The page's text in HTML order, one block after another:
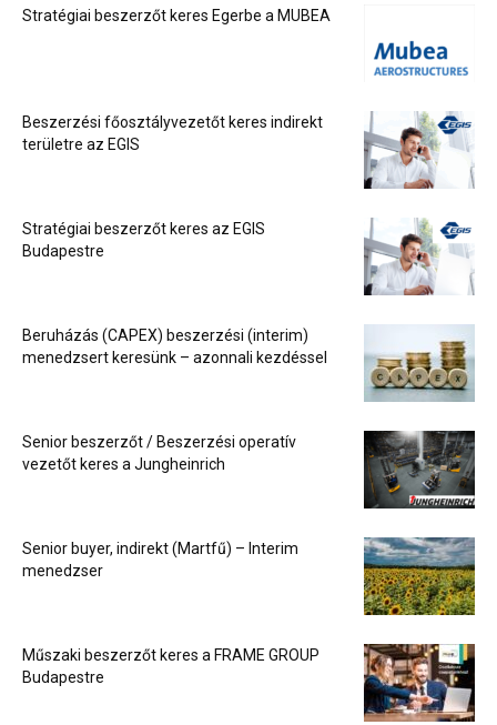
Stratégiai beszerzőt keres Egerbe a MUBEA
Beszerzési főosztályvezetőt keres indirekt
területre az EGIS
Stratégiai beszerzőt keres az EGIS
Budapestre
Beruházás (CAPEX) beszerzési (interim)
menedzsert keresünk – azonnali kezdéssel
Senior beszerzőt / Beszerzési operatív
vezetőt keres a Jungheinrich
Senior buyer, indirekt (Martfű) – Interim
menedzser
Műszaki beszerzőt keres a FRAME GROUP
Budapestre